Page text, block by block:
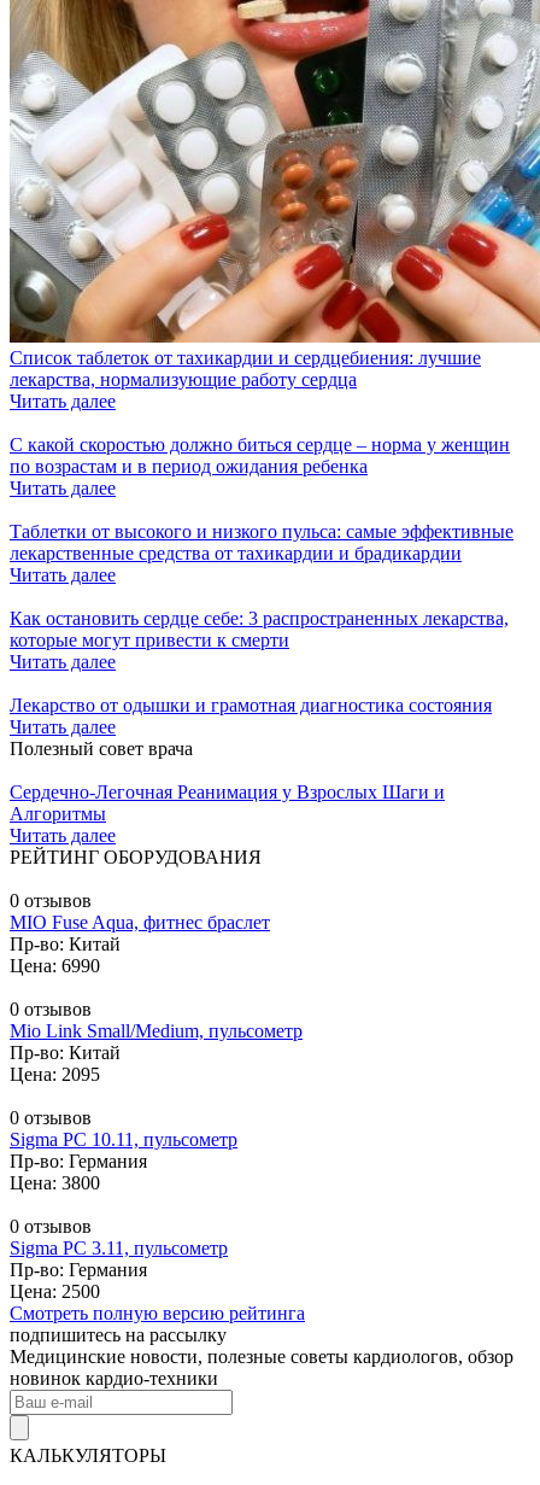
Список таблеток от тахикардии и сердцебиения: лучшие
лекарства, нормализующие работу сердца
Читать далее
С какой скоростью должно биться сердце – норма у женщин
по возрастам и в период ожидания ребенка
Читать далее
Таблетки от высокого и низкого пульса: самые эффективные
лекарственные средства от тахикардии и брадикардии
Читать далее
Как остановить сердце себе: 3 распространенных лекарства,
которые могут привести к смерти
Читать далее
Лекарство от одышки и грамотная диагностика состояния
Читать далее
Полезный совет врача
Сердечно-Легочная Реанимация у Взрослых Шаги и
Алгоритмы
Читать далее
РЕЙТИНГ ОБОРУДОВАНИЯ
0 отзывов
MIO Fuse Aqua, фитнес браслет
Пр-во: Китай
Цена: 6990
0 отзывов
Mio Link Small/Medium, пульсометр
Пр-во: Китай
Цена: 2095
0 отзывов
Sigma PC 10.11, пульсометр
Пр-во: Германия
Цена: 3800
0 отзывов
Sigma PC 3.11, пульсометр
Пр-во: Германия
Цена: 2500
Смотреть полную версию рейтинга
подпишитесь на рассылку
Медицинские новости, полезные советы кардиологов, обзор
новинок кардио-техники
КАЛЬКУЛЯТОРЫ